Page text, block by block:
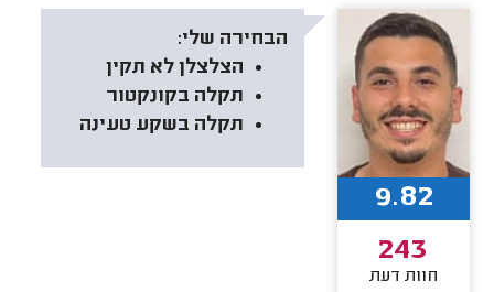
הבחירה שלי:
הצלצלן לא תקין
תקלה בקונקטור
תקלה בשקע טעינה
9.82
243
חוות דעת